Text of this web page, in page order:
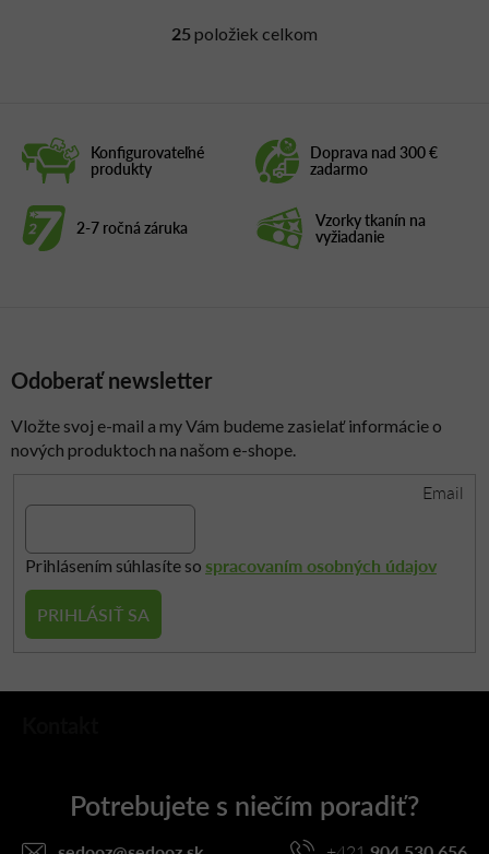
O
p
i
25položiek celkom
Konfigurovateľné
produkty
Doprava nad 300 €
zadarmo
2-7 ročná záruka Vzorky tkanín na
vyžiadanie
Odoberať newsletter
Vložte svoj e-mail a my Vám budeme zasielať informácie o
nových produktoch na našom e-shope.
Email
Prihlásením súhlasíte so spracovaním osobných údajov
PRIHLÁSIŤ SA